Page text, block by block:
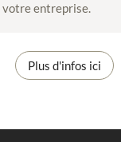
votre entreprise.
Plus d'infos ici